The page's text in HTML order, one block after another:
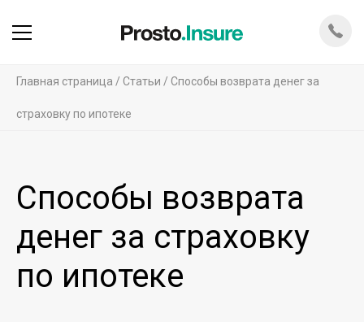
Главная страница Статьи Способы возврата денег за
страховку по ипотеке
Способы возврата
денег за страховку
по ипотеке